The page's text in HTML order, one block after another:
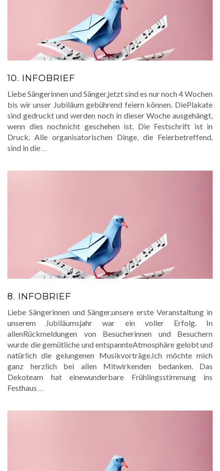
10. INFOBRIEF
Liebe Sängerinnen und Sänger,jetzt sind es nur noch 4 Wochen
bis wir unser Jubiläum gebührend feiern können. DiePlakate
sind gedruckt und werden noch in dieser Woche ausgehängt,
wenn dies nochnicht geschehen ist. Die Festschrift ist in
Druck. Alle organisatorischen Dinge, die Feierbetreffend,
sind in die …
8. INFOBRIEF
Liebe Sängerinnen und Sänger,unsere erste Veranstaltung in
unserem Jubiläumsjahr war ein voller Erfolg. In
allenRückmeldungen von Besucherinnen und Besuchern
wurde die gemütliche und entspannteAtmosphäre gelobt und
natürlich die gelungenen Musikvorträge.Ich möchte mich
ganz herzlich bei allen Mitwirkenden bedanken. Das
Dekoteam hat einewunderbare Frühlingsstimmung ins
Festhaus …